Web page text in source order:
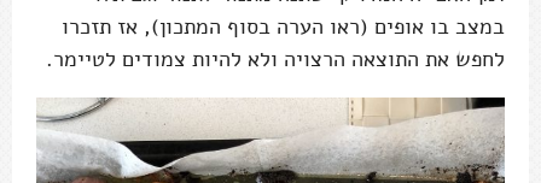
במצב בו אופים (ראו הערה בסוף המתכון), אז תזכרו
לחפש את התוצאה הרצויה ולא להיות צמודים לטיימר.